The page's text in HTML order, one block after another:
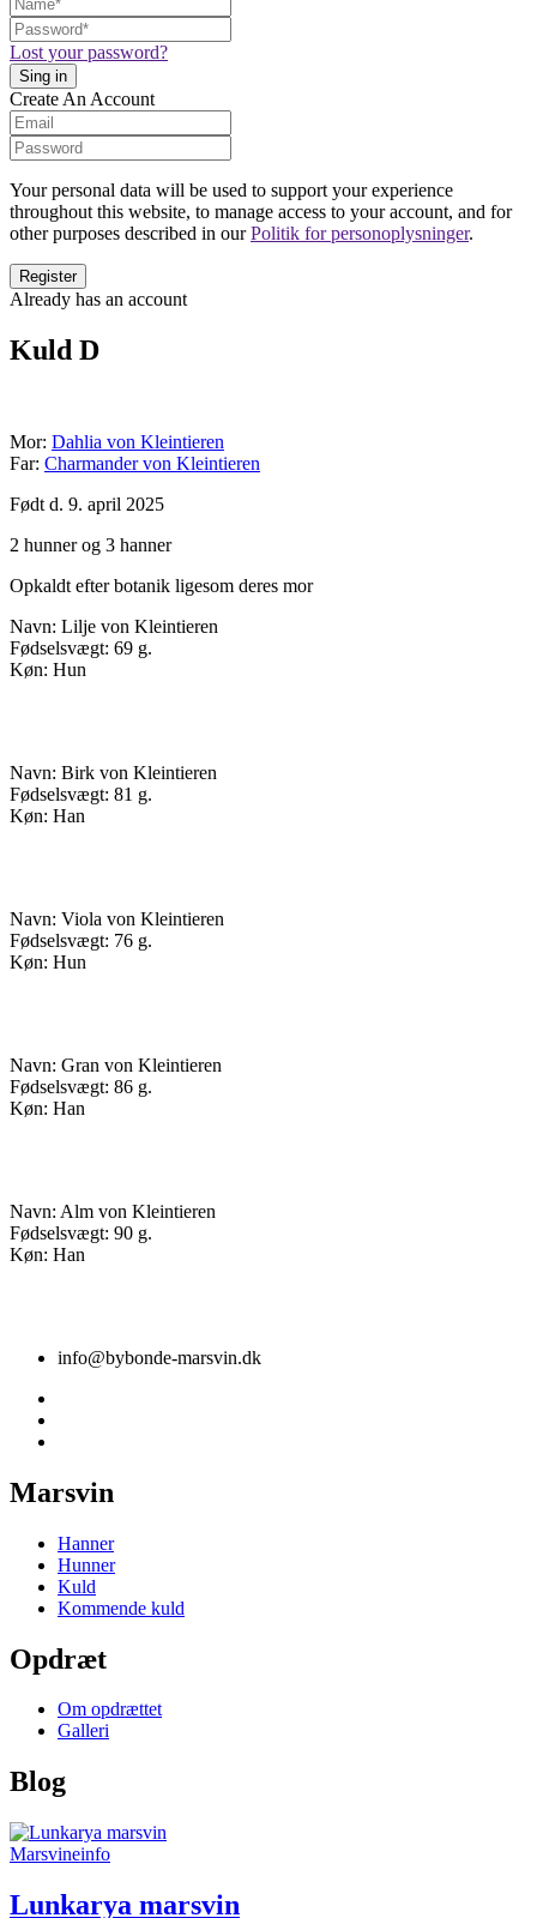
Lost your password?
Create An Account
Your personal data will be used to support your experience
throughout this website, to manage access to your account, and for
other purposes described in ourPolitik for personoplysninger.
Already has an account
Kuld D
Mor: Dahlia von Kleintieren
Far: Charmander von Kleintieren
Født d. 9. april 2025
2 hunner og 3 hanner
Opkaldt efter botanik ligesom deres mor
Navn: Lilje von Kleintieren
Fødselsvægt: 69 g.
Køn: Hun
Navn: Birk von Kleintieren
Fødselsvægt: 81 g.
Køn: Han
Navn: Viola von Kleintieren
Fødselsvægt: 76 g.
Køn: Hun
Navn: Gran von Kleintieren
Fødselsvægt: 86 g.
Køn: Han
Navn: Alm von Kleintieren
Fødselsvægt: 90 g.
Køn: Han
info@bybonde-marsvin.dk
Marsvin
Hanner
Hunner
Kuld
Kommende kuld
Opdræt
Om opdrættet
Galleri
Blog
Marsvineinfo
Lunkarya marsvin